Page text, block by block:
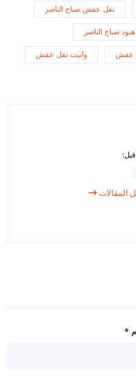
نقل عفش صباح الناصر
صباح الناصر
عفش وانيت نقل عفش
المقالات
*